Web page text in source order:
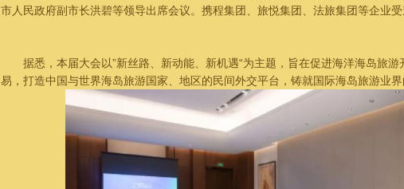
市人民政府副市长洪碧等领导出席会议。携程集团、旅悦集团、法旅集团等企业受
据悉，本届大会以”新丝路、新动能、新机遇“为主题，旨在促进海洋海岛旅游
易，打造中国与世界海岛旅游国家、地区的民间外交平台，铸就国际海岛旅游业界